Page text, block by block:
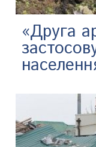
«Друга